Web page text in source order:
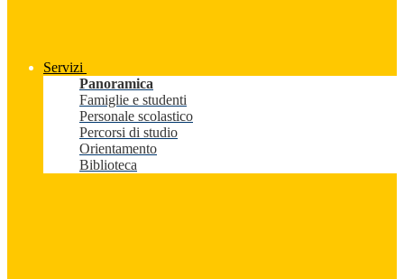
Servizi
Panoramica
Famiglie e studenti
Personale scolastico
Percorsi di studio
Orientamento
Biblioteca